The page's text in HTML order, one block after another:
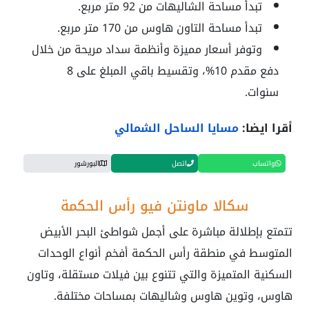
تبدأ مساحة الشاليهات من 92 متر مربع.
تبدأ مساحة التاون هاوس من 170 متر مربع.
وتوفر أسعار مميزة وأنظمة سداد مريحة من خلال
دفع مقدم 10%، وتقسيط باقي المبلغ على 8
سنوات.
أقرا ايضا:مسايا الساحل الشمالي
واتساب اتصل البورشور
سكالا ماونتن فيو رأس الحكمة
تتمتع بإطلالة مباشرة على أجمل شواطئ البحر الأبيض
المتوسط في منطقة رأس الحكمة أفخم أنواع الوحدات
السكنية المتميزة والتي تتنوع بين فيلات مستقلة، وتاون
هاوس، وتوين هاوس وشاليهات بمساحات مختلفة.